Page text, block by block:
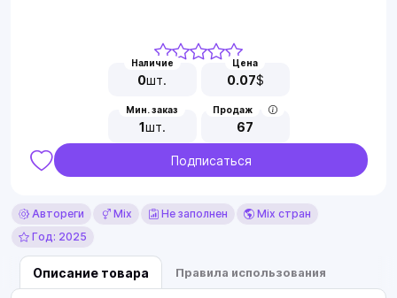
Наличие
0шт.
Цена
0.07$
Мин. заказ
1шт.
Продаж
67
Подписаться
Автореги Mix Не заполнен
Mix стран
Год: 2025
Описание товара Правила использования